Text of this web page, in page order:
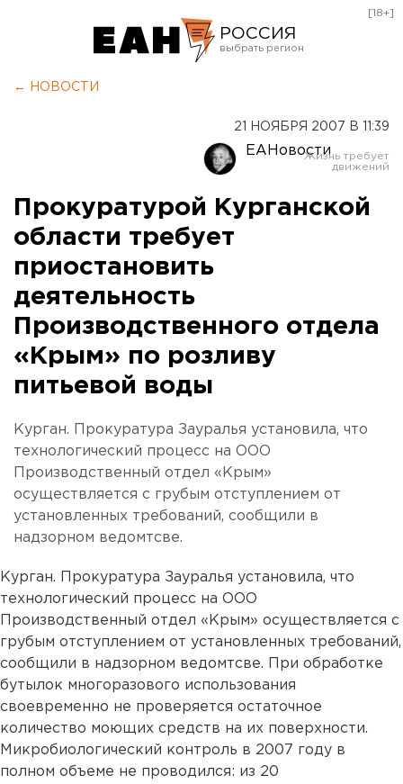
РОССИЯ
Оренбург
[18+]
← НОВОСТИ
21 НОЯБРЯ 2007 В 11:39
ЕАНовости
Прокуратурой Курганской
области требует
приостановить
деятельность
Производственного отдела
«Крым» по розливу
питьевой воды
Курган. Прокуратура Зауралья установила, что
технологический процесс на ООО
Производственный отдел «Крым»
осуществляется с грубым отступлением от
установленных требований, сообщили в
надзорном ведомтсве.
Курган. Прокуратура Зауралья установила, что
технологический процесс на ООО
Производственный отдел «Крым» осуществляется с
грубым отступлением от установленных требований,
сообщили в надзорном ведомтсве. При обработке
бутылок многоразового использования
своевременно не проверяется остаточное
количество моющих средств на их поверхности.
Микробиологический контроль в 2007 году в
полном объеме не проводился: из 20